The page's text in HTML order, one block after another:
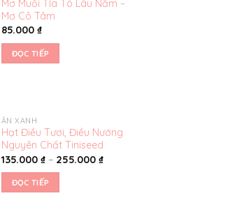
thích
Mơ Muối Tía Tô Lâu Năm –
Mơ Cô Tâm
85.000 ₫
ĐỌC TIẾP
Yêu
thích
ĂN XANH
Hạt Điều Tươi, Điều Nướng
Nguyên Chất Tiniseed
135.000 ₫– 255.000 ₫
ĐỌC TIẾP